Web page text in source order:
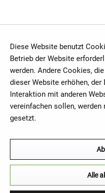
Diese Website benutzt
Betrieb der Website
werden. Andere Cookies,
dieser Website erhöhen,
Interaktion mit anderen
vereinfachen sollen,
gesetzt.
Alle